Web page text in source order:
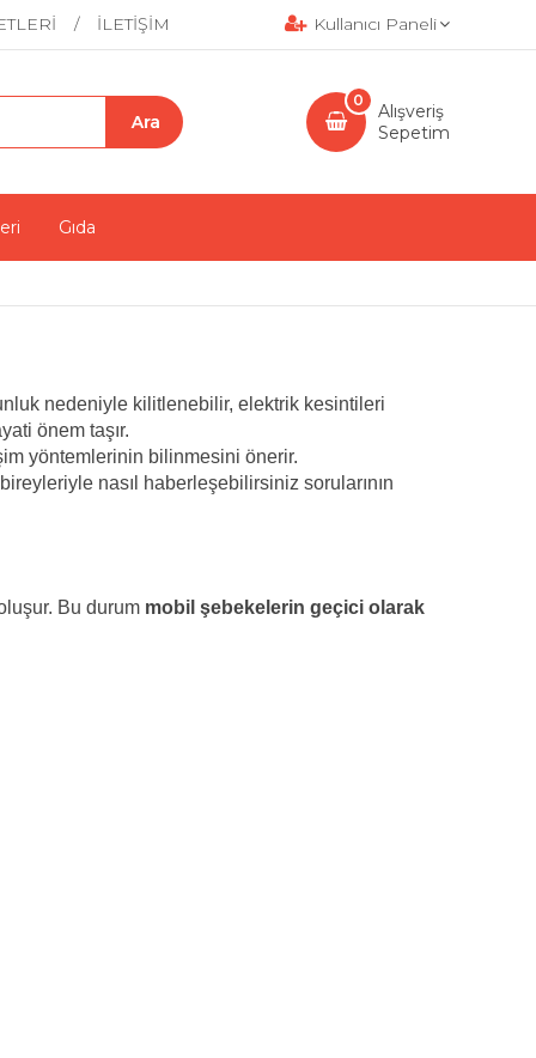
İLETİŞİM Kullanıcı Paneli
Alışveriş
Sepetim
0
Gıda
nedeniyle kilitlenebilir, elektrik kesintileri
önem taşır.
yöntemlerinin bilinmesini önerir.
nasıl haberleşebilirsiniz sorularının
Bu durum mobil şebekelerin geçici olarak